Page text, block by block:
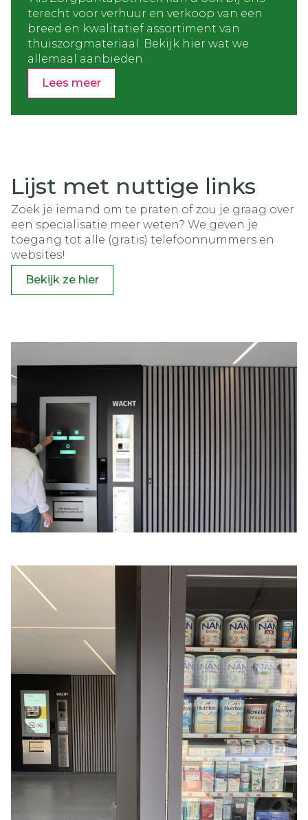
terecht voor verhuur en verkoop van een
breed en kwalitatief assortiment van
thuiszorgmateriaal. Bekijk hier wat we
allemaal aanbieden.
Lees meer
Lijst met nuttige links
Zoek je iemand om te praten of zou je graag over
een specialisatie meer weten? We geven je
toegang tot alle (gratis) telefoonnummers en
websites!
Bekijk ze hier